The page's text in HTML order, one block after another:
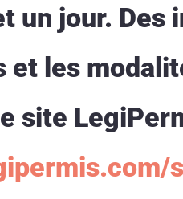
un jour. Des
et les
site